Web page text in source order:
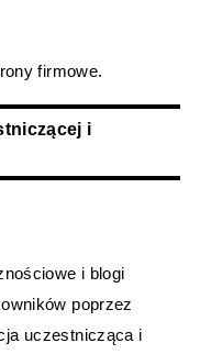
firmowe.
i
i blogi
poprzez
uczestnicząca i